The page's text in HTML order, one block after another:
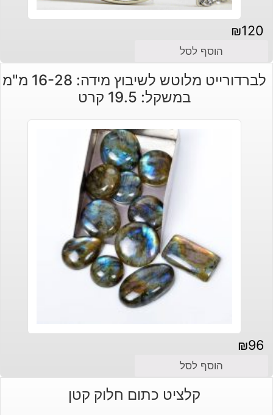
₪120
הוסף לסל
לברדורייט מלוטש לשיבוץ מידה: 16-28 מ"מ
במשקל: 19.5 קרט
₪96
הוסף לסל
קלציט כתום חלוק קטן